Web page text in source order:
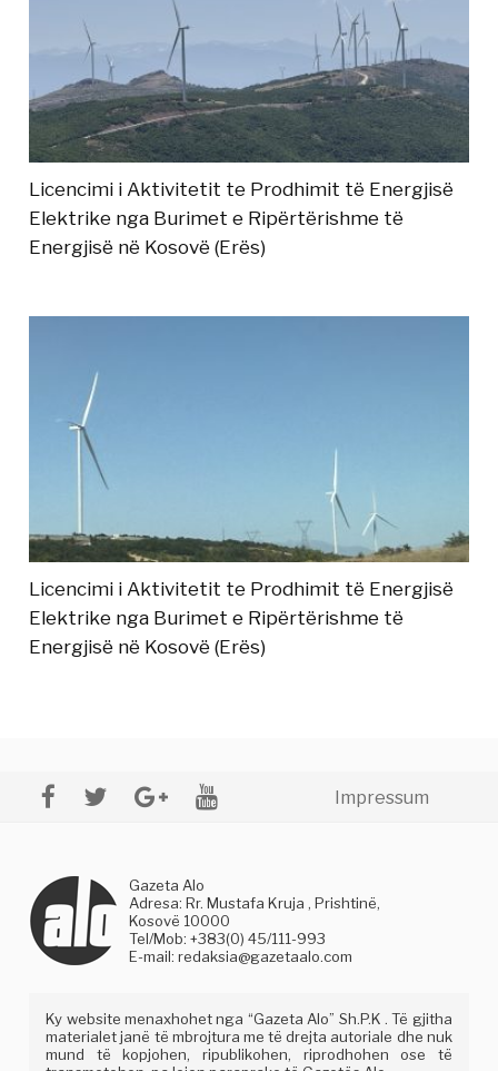
Licencimi i Aktivitetit te Prodhimit të Energjisë
Elektrike nga Burimet e Ripërtërishme të
Energjisë në Kosovë (Erës)
Licencimi i Aktivitetit te Prodhimit të Energjisë
Elektrike nga Burimet e Ripërtërishme të
Energjisë në Kosovë (Erës)
Impressum
Gazeta Alo
Adresa: Rr. Mustafa Kruja , Prishtinë,
Kosovë 10000
Tel/Mob: +383(0) 45/111-993
E-mail:redaksia@gazetaalo.com
Ky website menaxhohet nga “Gazeta Alo” Sh.P.K . Të gjitha
materialet janë të mbrojtura me të drejta autoriale dhe nuk
mund të kopjohen, ripublikohen, riprodhohen ose të